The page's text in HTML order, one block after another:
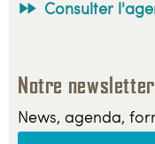
Consulter
Notre newsletter
News, agenda,